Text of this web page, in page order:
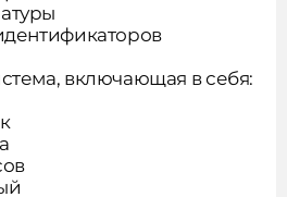
включающая в себя:
на новости
покупки
принята
свяжится с вами в
время
отправки
отправку